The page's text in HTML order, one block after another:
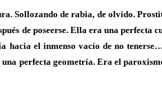
Sollozando de rabia, de olvido.
de poseerse. Ella era una
hacia el inmenso vacío de no
perfecta geometría. Era el